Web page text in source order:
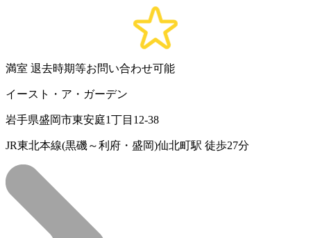
満室 退去時期等お問い合わせ可能
イースト・ア・ガーデン
岩手県盛岡市東安庭1丁目12-38
JR東北本線(黒磯～利府・盛岡)仙北町駅 徒歩27分